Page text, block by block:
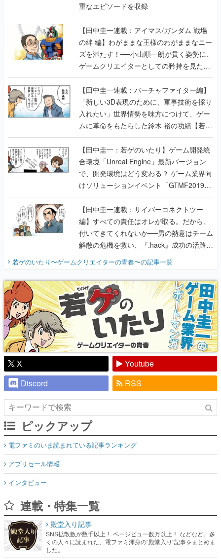
重なエピソードを収録
【田中圭一連載：アイマス/ガンダム 戦場
の絆 編】わがままな王様のわがままなニー
ズを満たす！──小山順一朗が貫く姿勢に、
ゲームクリエイターとしての矜持を見た
【若ゲのいたり最終回】
【田中圭一連載：バーチャファイター編】
「新しい3D表現のために、軍事技術を採り
入れたい」世界情勢を味方につけて、ゲー
ムに革命をもたらした鈴木 裕の功績【若ゲ
のいたり】
【田中圭一：若ゲのいたり】ゲーム開発統
合環境「Unreal Engine」最新バージョン
で、開発環境はどう変わる？ ゲーム業界向
けソリューションイベント「GTMF2019」
に行って、より理解を深めよう【PR】
【田中圭一連載：サイバーコネクトツー
編】すべての責任はオレが取る。だから、
付いてきてくれないか──男の熱意はチーム
解散の危機を救い、『.hack』成功の活路を
『少年ジャンプ』色だった【若ゲのいた
り】
若ゲのいたり〜ゲームクリエイターの青春〜の記事一覧
X
Youtube
Discord
RSS
ピックアップ
電ファミのいま読まれている記事ランキング
アプリセール情報
インタビュー
連載・特集一覧
殿堂入り記事
SNS拡散数が数千以上！ ページビュー数万以上！ などなど。多
くの人々に読まれた、電ファミ渾身の“殿堂入り”記事をまとめま
した。